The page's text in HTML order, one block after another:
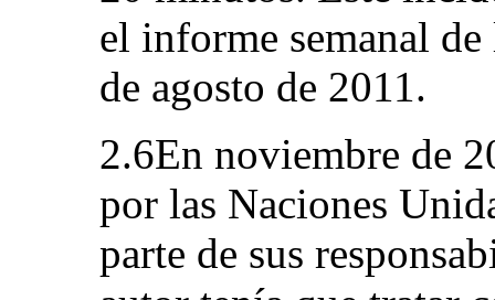
el informe semanal
de agosto de 2011.
2.6En noviembre de
por las Naciones
parte de sus